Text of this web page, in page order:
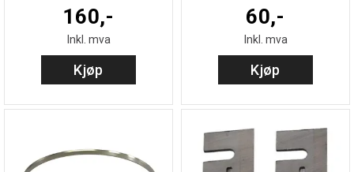
160,-
Inkl. mva
Kjøp
60,-
Inkl. mva
Kjøp